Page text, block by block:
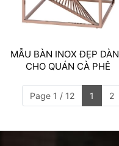
MẪU BÀN INOX ĐẸP
CHO QUÁN CÀ PHÊ
Page 1 / 12 1 2